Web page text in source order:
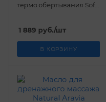
термо обертывания Soft
1 889 руб./шт
В КОРЗИНУ